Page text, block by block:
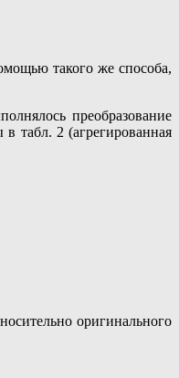
такого же способа,
преобразование
табл. 2 (агрегированная
оригинального